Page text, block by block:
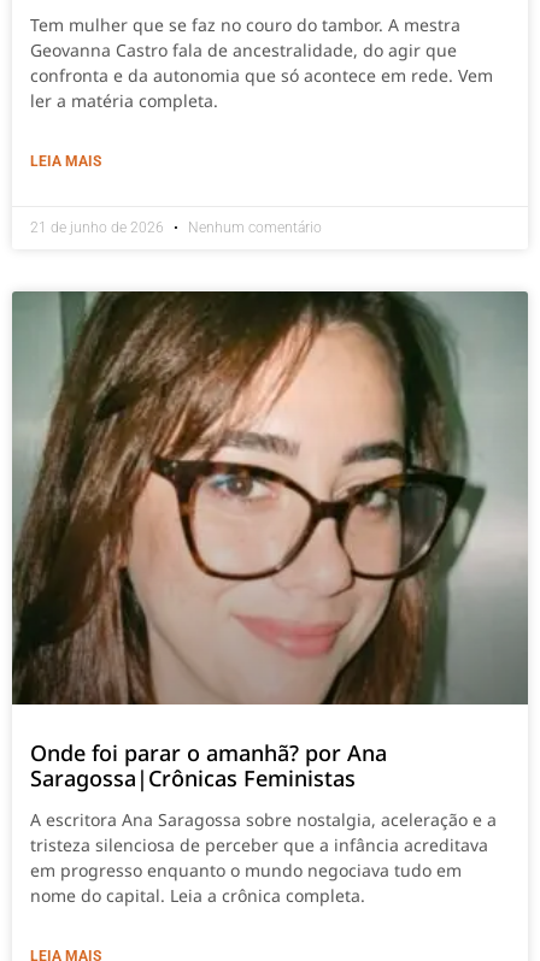
Tem mulher que se faz no couro do tambor. A mestra
Geovanna Castro fala de ancestralidade, do agir que
confronta e da autonomia que só acontece em rede. Vem
ler a matéria completa.
LEIA MAIS
21 de junho de 2026 Nenhum comentário
Onde foi parar o amanhã? por Ana
Saragossa|Crônicas Feministas
A escritora Ana Saragossa sobre nostalgia, aceleração e a
tristeza silenciosa de perceber que a infância acreditava
em progresso enquanto o mundo negociava tudo em
nome do capital. Leia a crônica completa.
LEIA MAIS